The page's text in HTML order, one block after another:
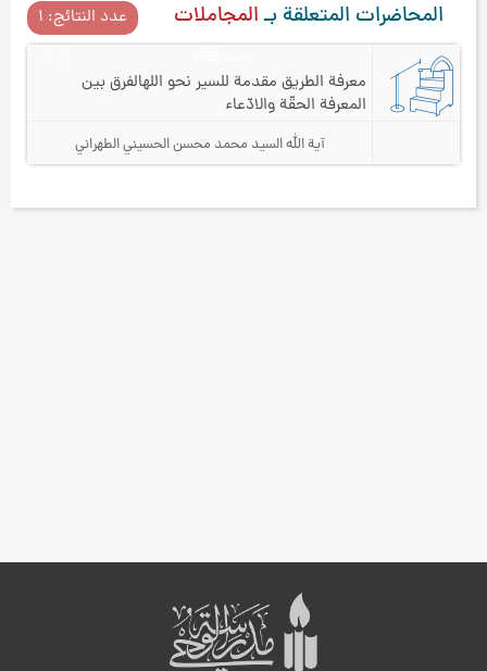
المحاضرات المتعلقة بـالمجاملات عدد النتائج: ۱
معرفة الطريق مقدمة للسير نحو اللهالفرق بين
المعرفة الحقّة والادّعاء
آية الله السيد محمد محسن الحسيني الطهراني